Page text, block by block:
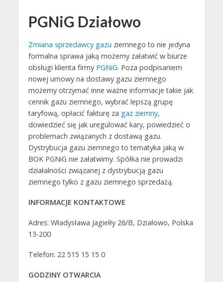
PGNiG Działowo
Zmiana sprzedawcy gazu ziemnego to nie jedyna
formalna sprawa jaką możemy załatwić w biurze
obsługi klienta firmy PGNiG. Poza podpisaniem
nowej umowy na dostawy gazu ziemnego
możemy otrzymać inne ważne informacje takie jak
cennik gazu ziemnego, wybrać lepszą grupę
taryfową, opłacić fakturę za gaz ziemny,
dowiedzieć się jak uregulować kary, powiedzieć o
problemach związanych z dostawą gazu.
Dystrybucja gazu ziemnego to tematyka jaką w
BOK PGNiG nie załatwimy. Spółka nie prowadzi
działalności związanej z dystrybucją gazu
ziemnego tylko z gazu ziemnego sprzedażą.
INFORMACJE KONTAKTOWE
Adres: Władysława Jagiełły 26/B, Działowo, Polska
13-200
Telefon: 22 515 15 15 0
GODZINY OTWARCIA